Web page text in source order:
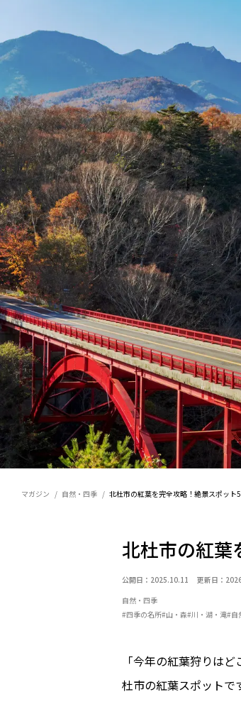
マガジン 自然・四季 北杜市の紅葉を完全攻略！絶景スポット
北杜市の紅葉
公開日：2025.10.11 更新日：
自然・四季
#四季の名所#山・森#川・湖・滝#自
「今年の紅葉狩りは
杜市の紅葉スポットで